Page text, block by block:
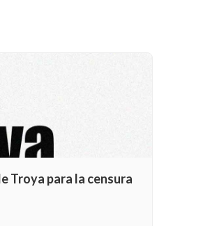
Troya para la censura